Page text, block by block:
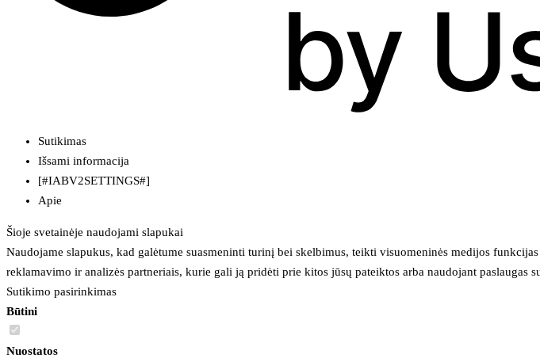
Sutikimas
Išsami informacija
[#IABV2SETTINGS#]
Apie
Šioje svetainėje naudojami slapukai
Naudojame slapukus, kad galėtume suasmeninti turinį bei skelbimus, teikti visuomeninės medijos
reklamavimo ir analizės partneriais, kurie gali ją pridėti prie kitos jūsų pateiktos arba naudojant paslaugas
Sutikimo pasirinkimas
Būtini
Nuostatos